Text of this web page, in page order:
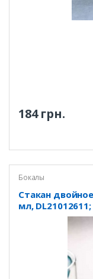
184 грн.
Бокалы
Стакан
мл,